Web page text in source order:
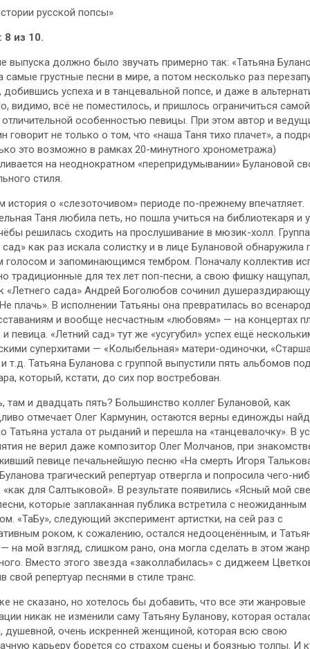
русской попсы»
8 из 10.
выпуска должно было звучать примерно так: «Татьяна
самые грустные песни в мире, а потом несколько раз
добившись успеха и в танцевальной попсе, и даже в
видимо, всё не поместилось, и пришлось ограничиться самой
отличительной особенностью певицы. При этом автор и
говорит не только о том, что «наша Таня тихо плачет», а
это возможно в рамках 20-минутного хронометража)
на неоднократном «перепридумывании» Булановой
стиля.
история о «слезоточивом» периоде по-прежнему впечатляет.
Таня любила петь, но пошла учиться на библиотекаря и
решилась сходить на прослушивание в мюзик-холл. Группа
сад» как раз искала солистку и в лице Булановой обнаружила
голосом и запоминающимся тембром. Поначалу коллектив
традиционные для тех лет поп-песни, а свою фишку
«Летнего сада» Андрей Боголюбов сочинил
плачь». В исполнении Татьяны она превратилась во
и вообще несчастным «любовям» — на концертах
и певица. «Летний сад» тут же «усугубил» успех ещё
суперхитами — «Колыбельная» матери-одиночки,
и т.д. Татьяна Буланова с группой выпустили пять альбомов
который, кстати, до сих пор востребован.
там и двадцать пять? Большинство коллег Булановой, как
отмечает Олег Кармунин, остаются верны единожды
Татьяна устала от рыданий и перешла на «танцевалочку». В
не верил даже композитор Олег Молчанов, при
певице печальнейшую песню «На смерть Игоря
трагический репертуар отвергла и попросила чего-
«как для Салтыковой». В результате появились «Ясный мой
которые заплаканная публика встретила с неожиданным
«ТаБу», следующий эксперимент артистки, на сей раз с
роком, к сожалению, остался недооценённым, и
на мой взгляд, слишком рано, она могла сделать в этом
Вместо этого звезда «заколлабилась» с диджеем
свой репертуар песнями в стиле транс.
не сказано, но хотелось бы добавить, что все эти жанровые
никак не изменили саму Татьяну Буланову, которая
душевной, очень искренней женщиной, которая всю свою
карьеру борется со страхом сцены и боязнью толпы. И